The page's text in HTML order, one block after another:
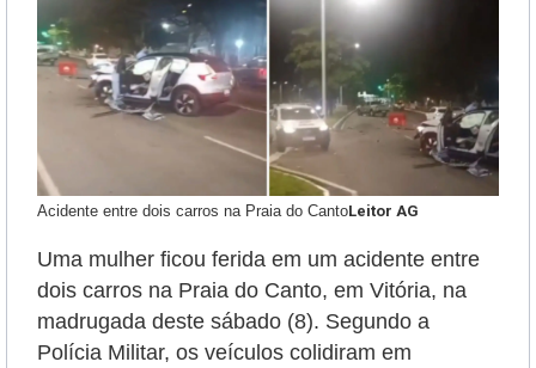
Acidente entre dois carros na Praia do CantoLeitor AG
Uma mulher ficou ferida em um acidente entre
dois carros na Praia do Canto, em Vitória, na
madrugada deste sábado (8). Segundo a
Polícia Militar, os veículos colidiram em